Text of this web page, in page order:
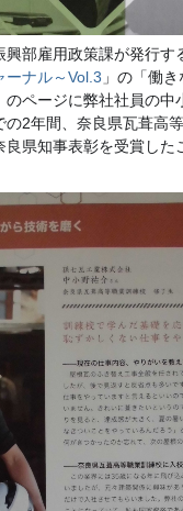
部雇用政策課が発行す
ーナル～Vol.3 」の「働
ページに弊社社員の中
の2年間、奈良県瓦葺高
良県知事表彰を受賞した